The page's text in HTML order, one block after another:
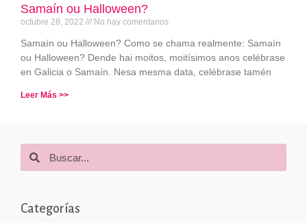
Samaín ou Halloween?
octubre 28, 2022 No hay comentarios
Samaín ou Halloween? Como se chama realmente: Samaín
ou Halloween? Dende hai moitos, moitísimos anos celébrase
en Galicia o Samaín. Nesa mesma data, celébrase tamén
Leer Más >>
Categorías